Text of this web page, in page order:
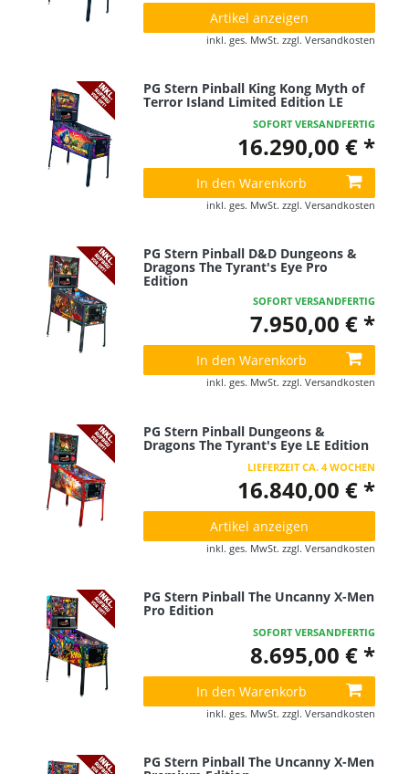
Artikel anzeigen
inkl. ges. MwSt. zzgl. Versandkosten
PG Stern Pinball King Kong Myth of
Terror Island Limited Edition LE
SOFORT VERSANDFERTIG
16.290,00 € *
In den Warenkorb
inkl. ges. MwSt. zzgl. Versandkosten
PG Stern Pinball D&D Dungeons &
Dragons The Tyrant's Eye Pro
Edition
SOFORT VERSANDFERTIG
7.950,00 € *
In den Warenkorb
inkl. ges. MwSt. zzgl. Versandkosten
PG Stern Pinball Dungeons &
Dragons The Tyrant's Eye LE Edition
LIEFERZEIT CA. 4 WOCHEN
16.840,00 € *
Artikel anzeigen
inkl. ges. MwSt. zzgl. Versandkosten
PG Stern Pinball The Uncanny X-Men
Pro Edition
SOFORT VERSANDFERTIG
8.695,00 € *
In den Warenkorb
inkl. ges. MwSt. zzgl. Versandkosten
PG Stern Pinball The Uncanny X-Men